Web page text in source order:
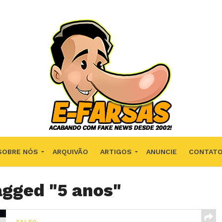
NÓS ARQUIVÃO ARTIGOS ANUNCIE CONTATO
"5 anos"